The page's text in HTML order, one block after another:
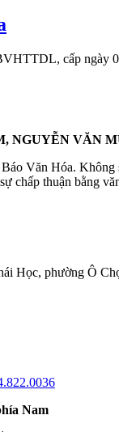
cấp ngày
NGUYỄN VĂN
Văn Hóa. Không
chấp thuận bằng
Học, phường Ô
Nam